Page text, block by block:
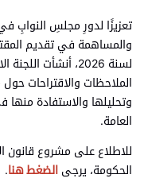
تعزيزًا لدورِ مجلسِ النوابِ
والمساهمة في تقديم
لسنة 2026، أنشأت
الملاحظات والاقتراحات
وتحليلها والاستفادة منها
العامة.
الحكومة، يرجى الضغط هنا.